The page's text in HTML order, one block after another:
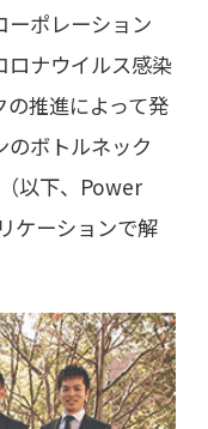
ーポレーション
ロナウイルス感染
推進によって発
のボトルネック
以下、Power
ケーションで解